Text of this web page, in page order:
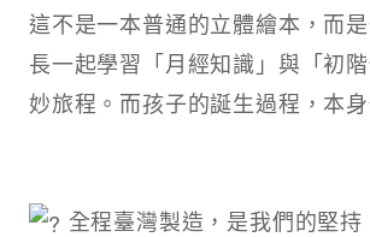
這不是一本普通的立體繪本，而
長一起學習「月經知識」與「初
妙旅程。而孩子的誕生過程，本
全程臺灣製造，是我們的堅持